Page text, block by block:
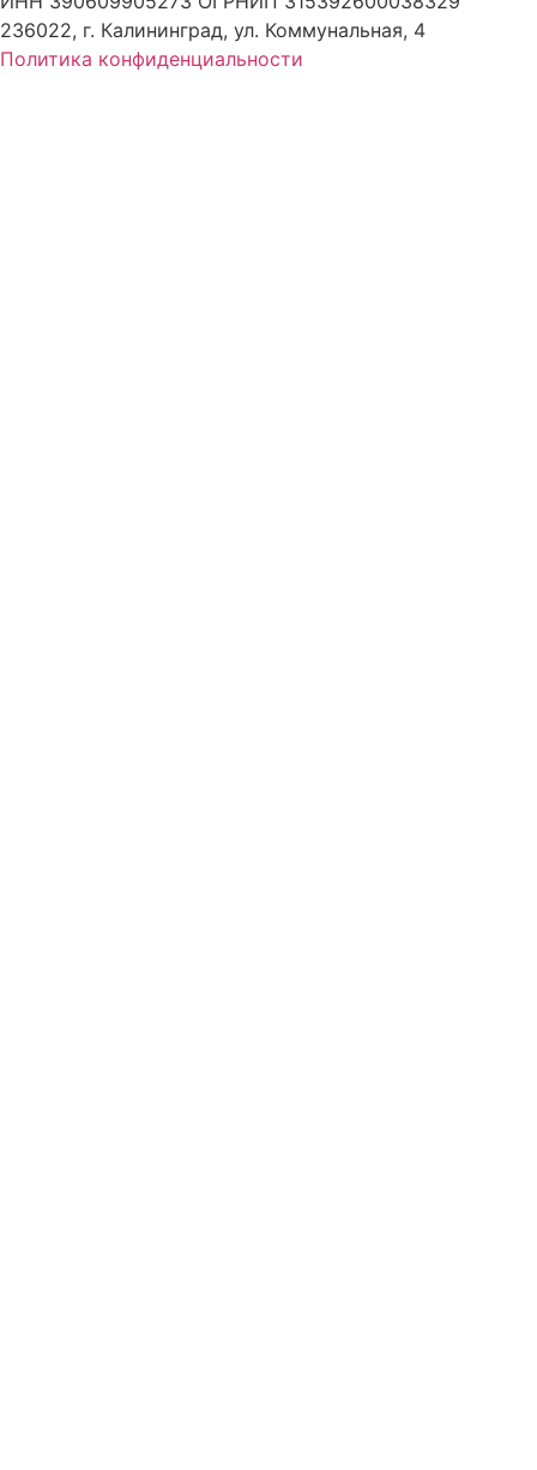
236022, г. Калининград, ул. Коммунальная, 4
Политика конфиденциальности